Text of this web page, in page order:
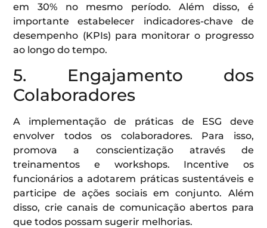
em 30% no mesmo período. Além disso, é
importante estabelecer indicadores-chave de
desempenho (KPIs) para monitorar o progresso
ao longo do tempo.
5. Engajamento dos
Colaboradores
A implementação de práticas de ESG deve
envolver todos os colaboradores. Para isso,
promova a conscientização através de
treinamentos e workshops. Incentive os
funcionários a adotarem práticas sustentáveis e
participe de ações sociais em conjunto. Além
disso, crie canais de comunicação abertos para
que todos possam sugerir melhorias.